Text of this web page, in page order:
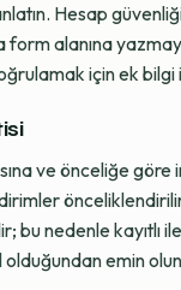
Hesap
alanına
için ek bilgi
ve önceliğe göre
bu nedenle kayıtlı
emin